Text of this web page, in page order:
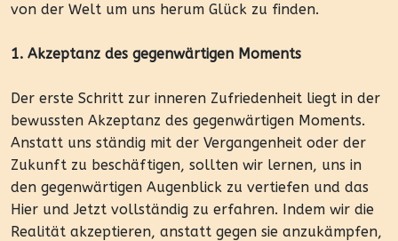
von der Welt um uns herum Glück zu finden.
1. Akzeptanz des gegenwärtigen Moments
Der erste Schritt zur inneren Zufriedenheit liegt in der
bewussten Akzeptanz des gegenwärtigen Moments.
Anstatt uns ständig mit der Vergangenheit oder der
Zukunft zu beschäftigen, sollten wir lernen, uns in
den gegenwärtigen Augenblick zu vertiefen und das
Hier und Jetzt vollständig zu erfahren. Indem wir die
Realität akzeptieren, anstatt gegen sie anzukämpfen,